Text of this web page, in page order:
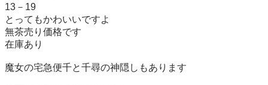
13－19
とってもかわいいですよ
無茶売り価格です
在庫あり
魔女の宅急便千と千尋の神隠しもあります